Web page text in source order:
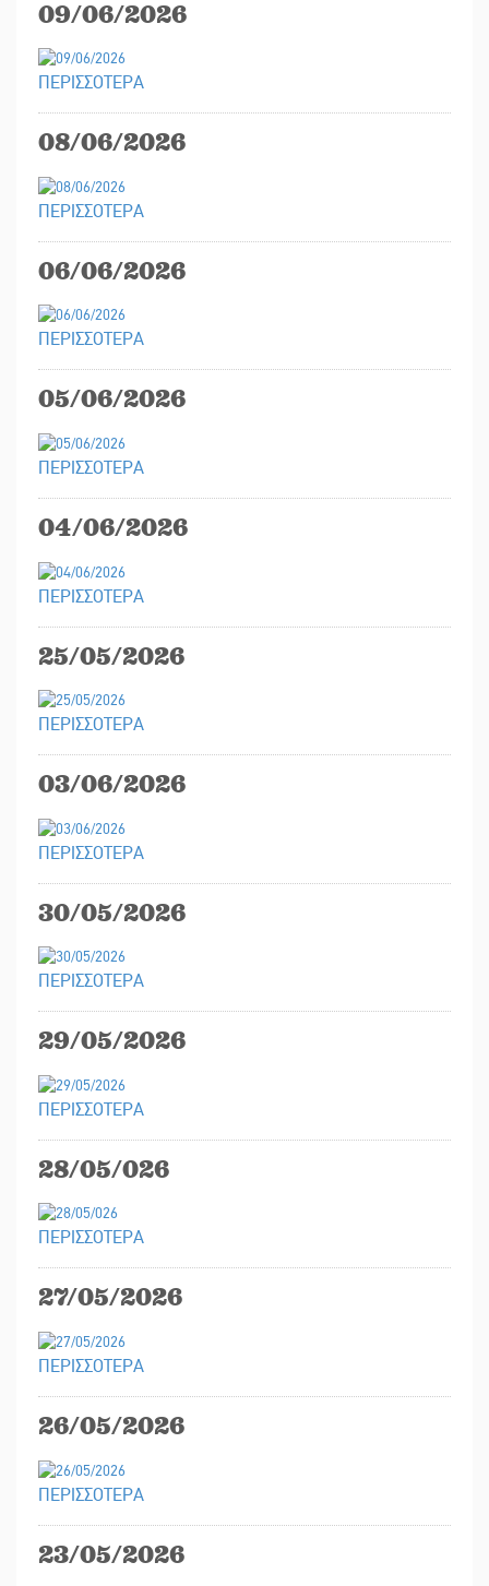
09/06/2026
ΠΕΡΙΣΣΟΤΕΡΑ
08/06/2026
ΠΕΡΙΣΣΟΤΕΡΑ
06/06/2026
ΠΕΡΙΣΣΟΤΕΡΑ
05/06/2026
ΠΕΡΙΣΣΟΤΕΡΑ
04/06/2026
ΠΕΡΙΣΣΟΤΕΡΑ
25/05/2026
ΠΕΡΙΣΣΟΤΕΡΑ
03/06/2026
ΠΕΡΙΣΣΟΤΕΡΑ
30/05/2026
ΠΕΡΙΣΣΟΤΕΡΑ
29/05/2026
ΠΕΡΙΣΣΟΤΕΡΑ
28/05/026
ΠΕΡΙΣΣΟΤΕΡΑ
27/05/2026
ΠΕΡΙΣΣΟΤΕΡΑ
26/05/2026
ΠΕΡΙΣΣΟΤΕΡΑ
23/05/2026